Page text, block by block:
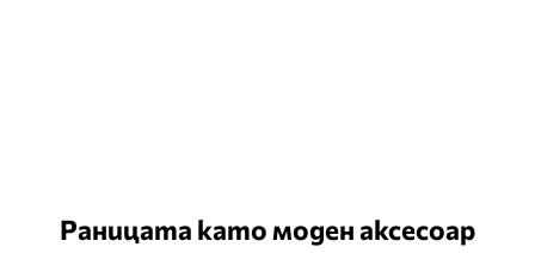
Раницата като моден аксесоар